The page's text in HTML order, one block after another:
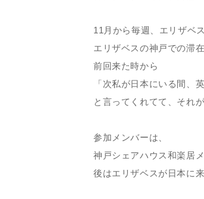
11月から毎週、エリザベ
エリザベスの神戸での滞
前回来た時から
「次私が日本にいる間、
と言ってくれてて、それ
参加メンバーは、
神戸シェアハウス和楽居
後はエリザベスが日本に